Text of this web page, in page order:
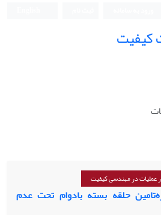
کیفیت
عملیات در مهندسی کیفیت
حلقه بسته بادوام تحت عدم